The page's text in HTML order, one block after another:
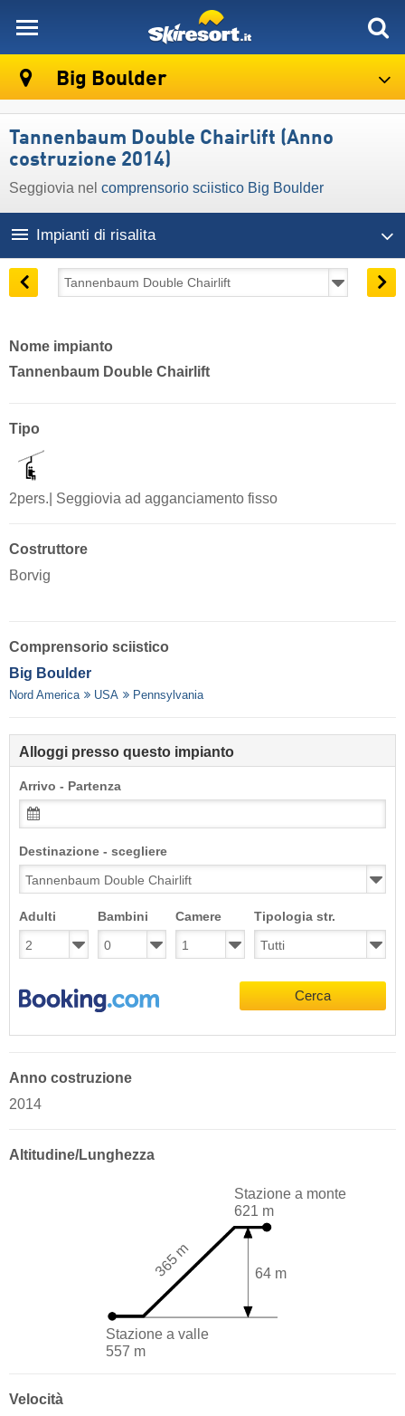
Big Boulder
Tannenbaum Double Chairlift (Anno
costruzione 2014)
Seggiovia nel comprensorio sciistico Big Boulder
Impianti di risalita
Nome impianto
Tannenbaum Double Chairlift
Tipo
2pers.| Seggiovia ad agganciamento fisso
Costruttore
Borvig
Comprensorio sciistico
Big Boulder
Nord America USA Pennsylvania
Alloggi presso questo impianto
Arrivo - Partenza
Destinazione - scegliere
Adulti Bambini Camere Tipologia str.
Cerca
Anno costruzione
2014
Altitudine/Lunghezza
Stazione a valle
557 m
Stazione a monte
621 m
64 m
365 m
Velocità